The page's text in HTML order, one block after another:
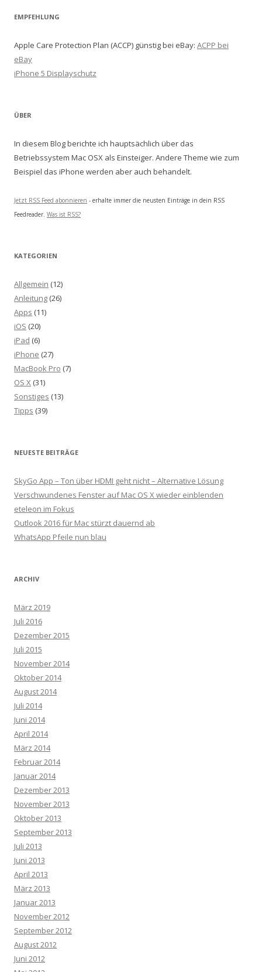
EMPFEHLUNG
Apple Care Protection Plan (ACCP) günstig bei eBay: ACPP bei
eBay
iPhone 5 Displayschutz
ÜBER
In diesem Blog berichte ich hauptsächlich über das
Betriebssystem Mac OSX als Einsteiger. Andere Theme wie zum
Beispiel das iPhone werden aber auch behandelt.
Jetzt RSS Feed abonnieren - erhalte immer die neusten Einträge in dein RSS
Feedreader. Was ist RSS?
KATEGORIEN
Allgemein (12)
Anleitung (26)
Apps (11)
iOS (20)
iPad (6)
iPhone (27)
MacBook Pro (7)
OS X (31)
Sonstiges (13)
Tipps (39)
NEUESTE BEITRÄGE
SkyGo App – Ton über HDMI geht nicht – Alternative Lösung
Verschwundenes Fenster auf Mac OS X wieder einblenden
eteleon im Fokus
Outlook 2016 für Mac stürzt dauernd ab
WhatsApp Pfeile nun blau
ARCHIV
März 2019
Juli 2016
Dezember 2015
Juli 2015
November 2014
Oktober 2014
August 2014
Juli 2014
Juni 2014
April 2014
März 2014
Februar 2014
Januar 2014
Dezember 2013
November 2013
Oktober 2013
September 2013
Juli 2013
Juni 2013
April 2013
März 2013
Januar 2013
November 2012
September 2012
August 2012
Juni 2012